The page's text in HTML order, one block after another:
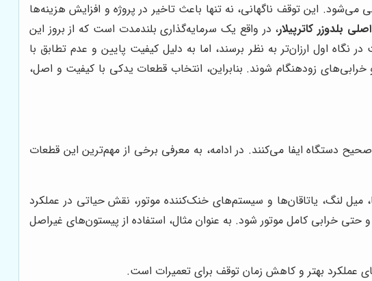
این توقف ناگهانی، نه تنها باعث تاخیر در پروژه و افزایش هزینه‌ها
بلدوزر کاترپیلار، در واقع یک سرمایه‌گذاری بلندمدت است که از بروز این
اول ارزان‌تر به نظر برسند، اما به دلیل کیفیت پایین و عدم تطابق با
زودهنگام شوند. بنابراین، انتخاب قطعات یدکی با کیفیت و اصل،
دستگاه ایفا می‌کنند. در ادامه، به معرفی برخی از مهم‌ترین این قطعات
میل لنگ، یاتاقان‌ها و سیستم‌های خنک‌کننده موتور، نقش حیاتی در عملکرد
خرابی کامل موتور شود. به عنوان مثال، استفاده از پیستون‌های غیراصل
عملکرد بهتر و کاهش زمان توقف برای تعمیرات است.